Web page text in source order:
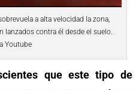
a alta velocidad la zona,
lanzados contra él desde el suelo.
Youtube
que este tipo de